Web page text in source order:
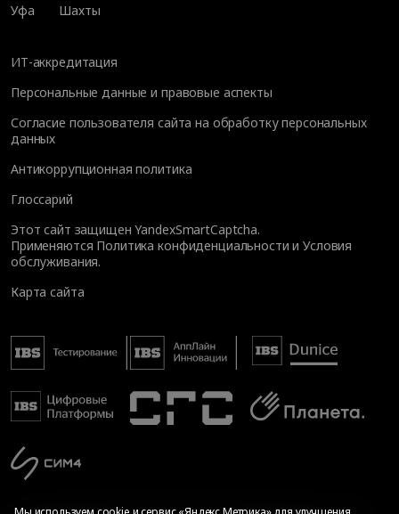
Уфа
Шахты
ИТ-аккредитация
Персональные данные и правовые аспекты
Согласие пользователя сайта на обработку персональных
данных
Антикоррупционная политика
Глоссарий
Этот сайт защищен YandexSmartCaptcha.
Применяются Политика конфиденциальности иУсловия
обслуживания.
Карта сайта